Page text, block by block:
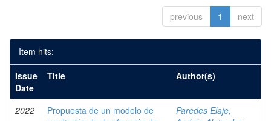
previous 1 next
Item hits:
Issue
Date
Title Author(s)
2022
Propuesta de un modelo de
Paredes Elaje,